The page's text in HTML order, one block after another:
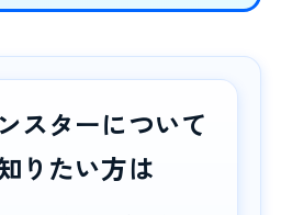
スターについて
りたい方は